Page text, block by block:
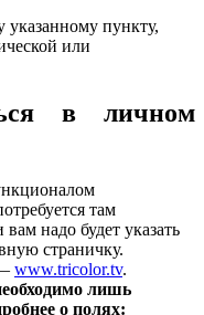
указанному пункту,
или
в личном
там
надо будет указать
страничку.
www.tricolor.tv.
лишь
о полях: